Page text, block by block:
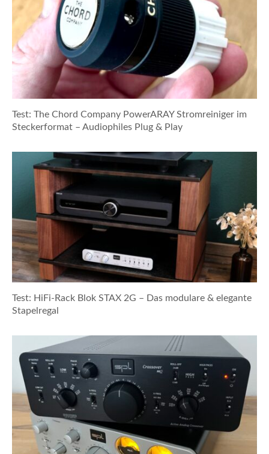
Test: The Chord Company PowerARAY Stromreiniger im
Steckerformat – Audiophiles Plug & Play
Test: HiFi-Rack Blok STAX 2G – Das modulare & elegante
Stapelregal